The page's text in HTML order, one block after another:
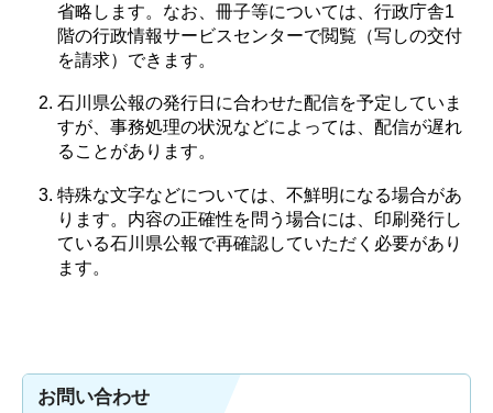
省略します。なお、冊子等については、行政庁舎1
階の行政情報サービスセンターで閲覧（写しの交付
を請求）できます。
石川県公報の発行日に合わせた配信を予定していま
すが、事務処理の状況などによっては、配信が遅れ
ることがあります。
特殊な文字などについては、不鮮明になる場合があ
ります。内容の正確性を問う場合には、印刷発行し
ている石川県公報で再確認していただく必要があり
ます。
お問い合わせ